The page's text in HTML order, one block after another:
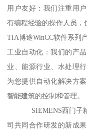
用户友好：我们注重用
有编程经验的操作人员，
TIA博途WinCC软件系列
工业自动化：我们的产
业、能源行业、水处理
为您提供自动化解决方
智能建筑的控制和管理。
SIEMENS西门子精
司共同合作研发的新成